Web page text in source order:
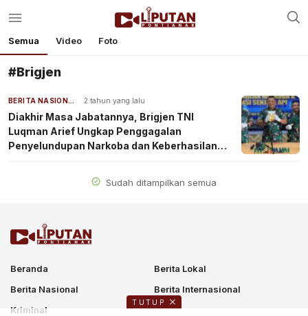
Semua Video Foto
#Brigjen
BERITA NASIONAL 2 tahun yang lalu
Diakhir Masa Jabatannya, Brigjen TNI
Luqman Arief Ungkap Penggagalan
Penyelundupan Narkoba dan Keberhasilan
Sudah ditampilkan semua
Beranda
Berita Lokal
Berita Nasional
Berita Internasional
Kriminal
TUTUP